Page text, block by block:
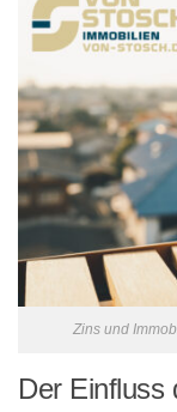
Zins und
Der Einfluss